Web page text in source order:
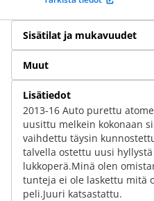
Sisätilat ja mukavuudet
Muut
Lisätiedot
2013-16 Auto purettu
uusittu melkein kokonaan
vaihdettu täysin
talvella ostettu uusi
lukkoperä.Minä olen
tunteja ei ole laskettu mitä
peli.Juuri katsastattu.